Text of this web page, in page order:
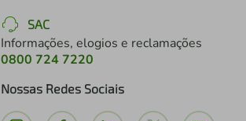
SAC
Informações, elogios e reclamações
0800 724 7220
Nossas Redes Sociais